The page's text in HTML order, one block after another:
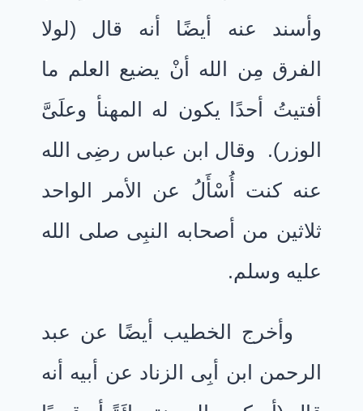
وأسند عنه أيضًا أنه قال (لولا
الفرق مِن الله أنْ يضيع العلم ما
أفتيتُ أحدًا يكون له المهنأ وعلَىَّ
الوزر). وقال ابن عباس رضِى الله
عنه كنت أُسْأَلُ عن الأمر الواحد
ثلاثين من أصحابه النبِى صلى الله
عليه وسلم.
وأخرج الخطيب أيضًا عن عبد
الرحمن ابن أبِى الزناد عن أبيه أنه